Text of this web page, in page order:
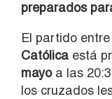
preparados
El partido entre
Católica está
mayoa las
los cruzados